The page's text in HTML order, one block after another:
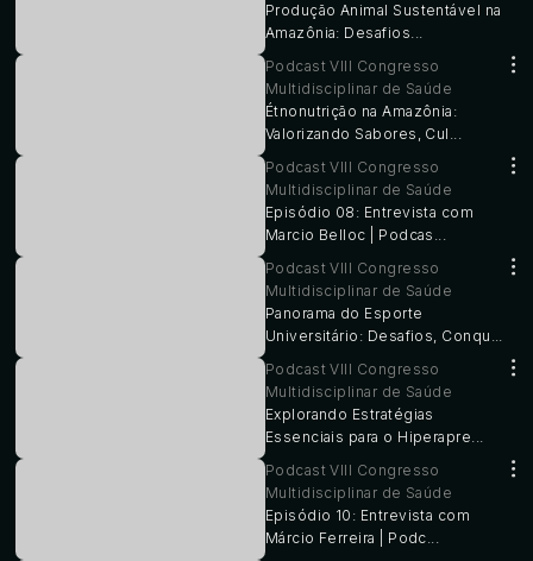
Produção Animal Sustentável na
Amazônia: Desafios...
Podcast VIII Congresso
Multidisciplinar de Saúde
Étnonutrição na Amazônia:
Valorizando Sabores, Cul...
Podcast VIII Congresso
Multidisciplinar de Saúde
Episódio 08: Entrevista com
Marcio Belloc | Podcas...
Podcast VIII Congresso
Multidisciplinar de Saúde
Panorama do Esporte
Universitário: Desafios, Conqu...
Podcast VIII Congresso
Multidisciplinar de Saúde
Explorando Estratégias
Essenciais para o Hiperapre...
Podcast VIII Congresso
Multidisciplinar de Saúde
Episódio 10: Entrevista com
Márcio Ferreira | Podc...